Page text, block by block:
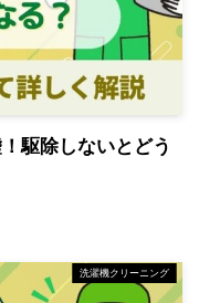
駆除しないとどう
洗濯機クリーニング